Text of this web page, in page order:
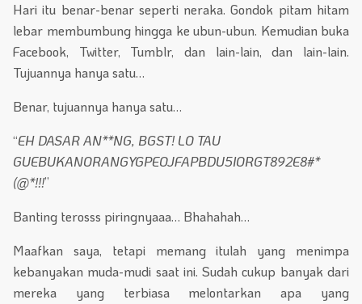
Hari itu benar-benar seperti neraka. Gondok pitam hitam
lebar membumbung hingga ke ubun-ubun. Kemudian buka
Facebook, Twitter, Tumblr, dan lain-lain, dan lain-lain.
Tujuannya hanya satu…
Benar, tujuannya hanya satu…
“EH DASAR AN**NG, BGST! LO TAU
GUEBUKANORANGYGPEOJFAPBDU5IORGT892E8#*
(@*!!!”
Banting terosss piringnyaaa… Bhahahah…
Maafkan saya, tetapi memang itulah yang menimpa
kebanyakan muda-mudi saat ini. Sudah cukup banyak dari
mereka yang terbiasa melontarkan apa yang